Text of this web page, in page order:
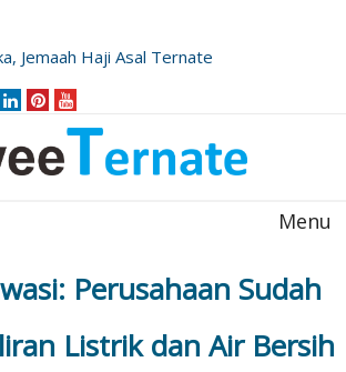
Jemaah Haji Asal Ternate
Menu
Perusahaan Sudah
Listrik dan Air Bersih